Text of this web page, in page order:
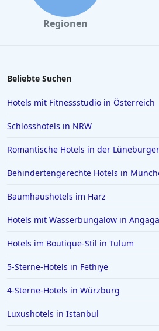
Luxushotels in der Provinz Antalya
Luxushotels auf Bali
Luxushotels auf den Seychellen
Luxushotels in Basel
Luxushotels in Apulien
Regionen
Beliebte Suchen
Hotels mit Fitnessstudio in Österreich
Schlosshotels in NRW
Romantische Hotels in der
Behindertengerechte Hotels in
Baumhaushotels im Harz
Hotels mit Wasserbungalow in
Hotels im Boutique-Stil in Tulum
5-Sterne-Hotels in Fethiye
4-Sterne-Hotels in Würzburg
Luxushotels in Istanbul